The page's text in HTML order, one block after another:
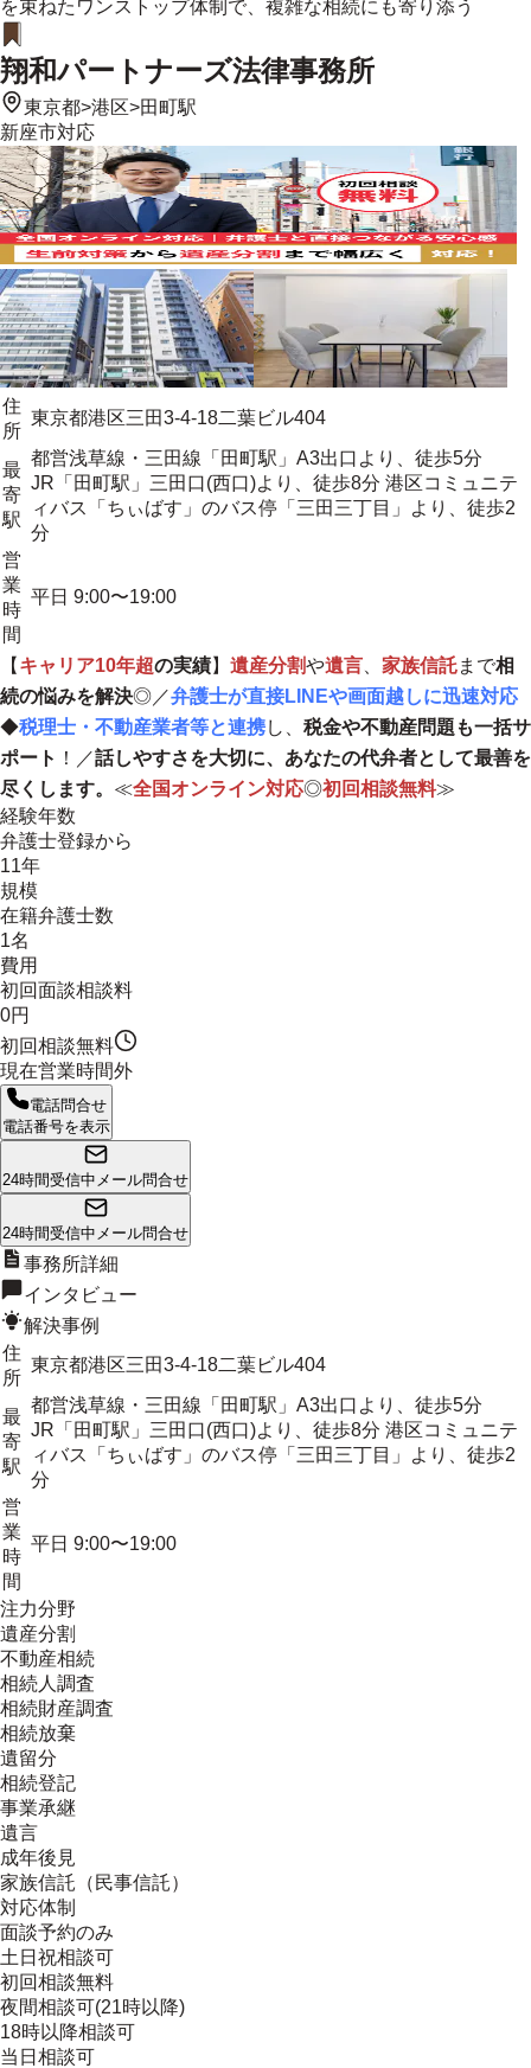
を束ねたワンストップ体制で、複雑な相続にも寄り添う
翔和パートナーズ法律事務所
東京都>港区>田町駅
新座市対応
住
所
東京都港区三田3-4-18二葉ビル404
最
寄
駅
都営浅草線・三田線「田町駅」A3出口より、徒歩5分
JR「田町駅」三田口(西口)より、徒歩8分 港区コミュニテ
ィバス「ちぃばす」のバス停「三田三丁目」より、徒歩2
分
営
業
時
間
平日 9:00〜19:00
【 キャリア10年超の実績】 遺産分割や遺言 家族信託まで相
続の悩みを解決◎／弁護士が直接LINEや画面越しに迅速対応
◆税理士・不動産業者等と連携し、 税金や不動産問題も一括サ
ポート ！／話しやすさを大切に、あなたの代弁者として最善を
尽くします。 ≪全国オンライン対応◎初回相談無料≫
経験年数
弁護士登録から
11年
規模
在籍弁護士数
1名
費用
初回面談相談料
0円
初回相談無料
現在営業時間外
電話問合せ
電話番号を表示
24時間受信中 メール問合せ
24時間受信中 メール問合せ
事務所詳細
インタビュー
解決事例
住
所
東京都港区三田3-4-18二葉ビル404
最
寄
駅
都営浅草線・三田線「田町駅」A3出口より、徒歩5分
JR「田町駅」三田口(西口)より、徒歩8分 港区コミュニテ
ィバス「ちぃばす」のバス停「三田三丁目」より、徒歩2
分
営
業
時
間
平日 9:00〜19:00
注力分野
遺産分割
不動産相続
相続人調査
相続財産調査
相続放棄
遺留分
相続登記
事業承継
遺言
成年後見
家族信託（民事信託）
対応体制
面談予約のみ
土日祝相談可
初回相談無料
夜間相談可(21時以降)
18時以降相談可
当日相談可